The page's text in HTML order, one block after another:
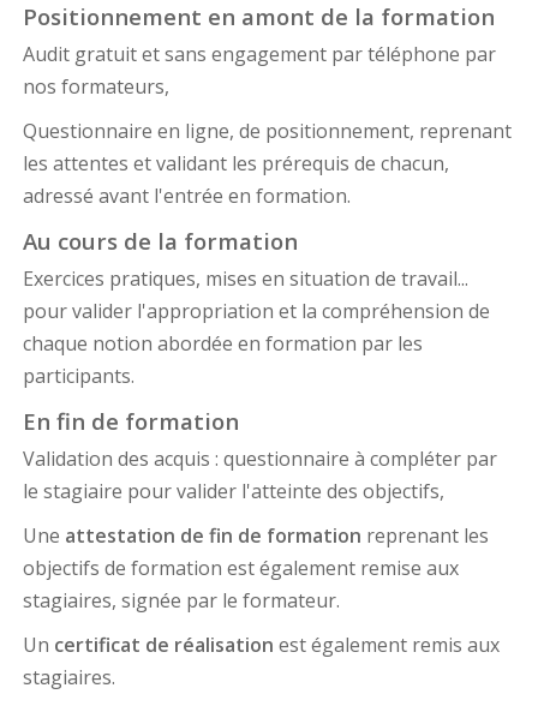
Positionnement en amont de la formation
Audit gratuit et sans engagement par téléphone par
nos formateurs,
Questionnaire en ligne, de positionnement, reprenant
les attentes et validant les prérequis de chacun,
adressé avant l'entrée en formation.
Au cours de la formation
Exercices pratiques, mises en situation de travail...
pour valider l'appropriation et la compréhension de
chaque notion abordée en formation par les
participants.
En fin de formation
Validation des acquis : questionnaire à compléter par
le stagiaire pour valider l'atteinte des objectifs,
Une attestation de fin de formation reprenant les
objectifs de formation est également remise aux
stagiaires, signée par le formateur.
Un certificat de réalisation est également remis aux
stagiaires.